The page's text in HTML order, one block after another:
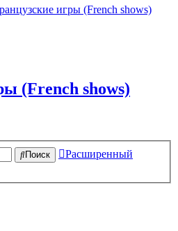
игры (French shows)
(French shows)
Поиск
Расширенный